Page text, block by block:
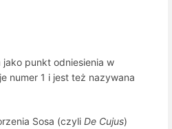
punkt odniesienia w
numer 1 i jest też nazywana
Sosa (czyli De Cujus)